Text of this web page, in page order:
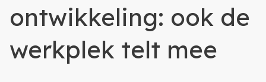
ontwikkeling: ook de
werkplek telt mee